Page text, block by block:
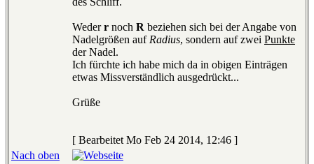
Wederr noch R beziehen sich bei der Angabe von
Nadelgrößen auf Radius, sondern auf zwei Punkte
der Nadel.
Ich fürchte ich habe mich da in obigen Einträgen
etwas Missverständlich ausgedrückt...
Grüße
[ Bearbeitet Mo Feb 24 2014, 12:46 ]
Nach oben